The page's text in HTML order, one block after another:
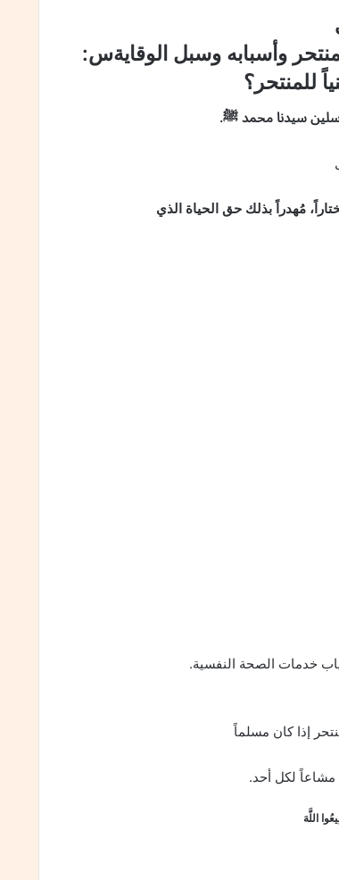
وأسبابه وسبل الوقايةس:
للمنتحر؟
سيدنا محمد ﷺ.
مُهدراً بذلك حق الحياة الذي
خدمات الصحة النفسية.
إذا كان مسلماً
مشاعاً لكل أحد.
اللَّهَ